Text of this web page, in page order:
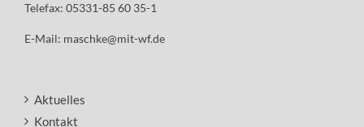
Telefax: 05331-85 60 35-1
E-Mail: maschke@mit-wf.de
Aktuelles
Kontakt